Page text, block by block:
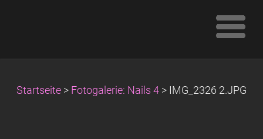
Startseite > Fotogalerie: Nails 4 > IMG_2326 2.JPG